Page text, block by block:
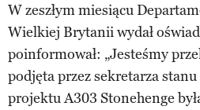
W zeszłym miesiącu
Wielkiej Brytanii wydał
poinformował: „Jesteśmy
podjęta przez sekretarza
projektu A303 Stonehenge